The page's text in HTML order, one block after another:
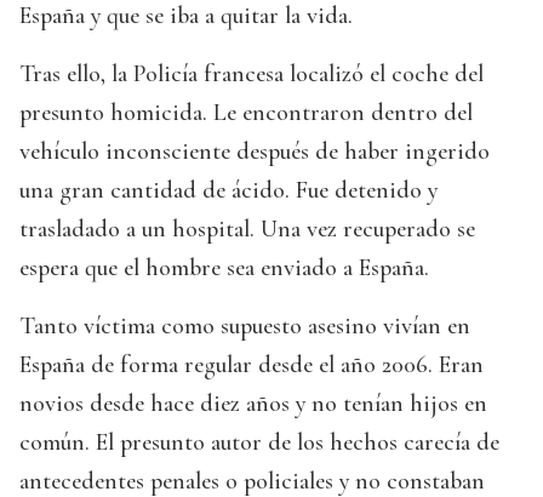
España y que se iba a quitar la vida.
Tras ello, la Policía francesa localizó el coche del
presunto homicida. Le encontraron dentro del
vehículo inconsciente después de haber ingerido
una gran cantidad de ácido. Fue detenido y
trasladado a un hospital. Una vez recuperado se
espera que el hombre sea enviado a España.
Tanto víctima como supuesto asesino vivían en
España de forma regular desde el año 2006. Eran
novios desde hace diez años y no tenían hijos en
común. El presunto autor de los hechos carecía de
antecedentes penales o policiales y no constaban